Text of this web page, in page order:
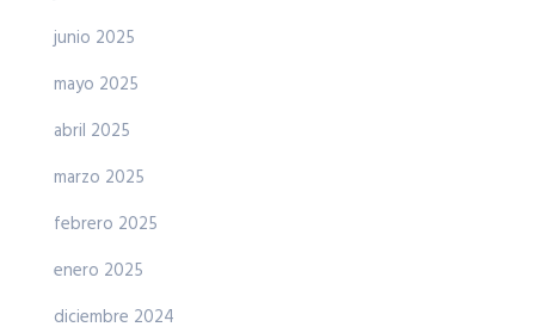
junio 2025
mayo 2025
abril 2025
marzo 2025
febrero 2025
enero 2025
diciembre 2024